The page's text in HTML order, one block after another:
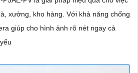
hàng. Với khả năng chống
giúp cho hình ảnh rõ nét ngay cả